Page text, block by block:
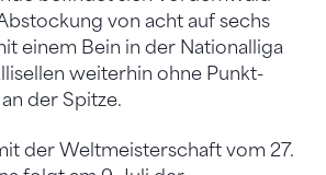
von acht auf sechs
einem Bein in der Nationalliga
weiterhin ohne Punkt-
der Spitze.
der Weltmeisterschaft vom 27.